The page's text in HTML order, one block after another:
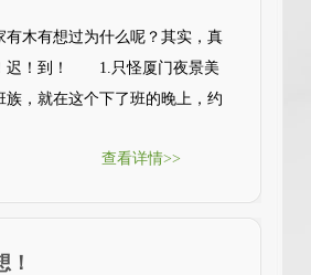
木有想过为什么呢？其实，真
迟！到！ 1.只怪厦门夜景美
，就在这个下了班的晚上，约
查看详情>>